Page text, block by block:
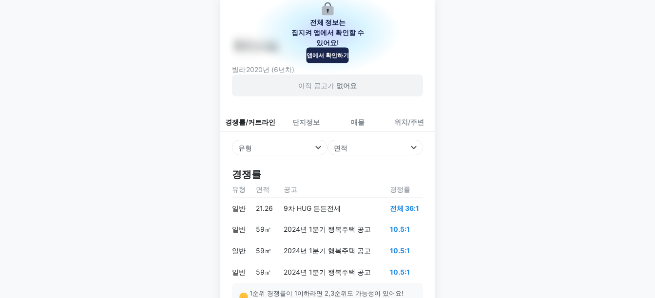
서울특별시 강서구 초원로4길 34
빌라2020년 (6년차)
아직 공고가 없어요
경쟁률/커트라인 단지정보 매물 위치/주변
유형 면적
경쟁률
전체 정보는
집지켜 앱에서 확인할 수
있어요!
앱에서 확인하기
유형 면적 공고 경쟁률
일반 21.26 9차 HUG 든든전세 전체 36:1
일반 59㎡ 2024년 1분기 행복주택 공고 10.5:1
일반 59㎡ 2024년 1분기 행복주택 공고 10.5:1
일반 59㎡ 2024년 1분기 행복주택 공고 10.5:1
1순위 경쟁률이 1이하라면 2,3순위도 가능성이 있어요!